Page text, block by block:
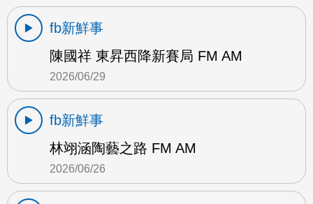
fb新鮮事
陳國祥 東昇西降新賽局 FM AM
2026/06/29
fb新鮮事
林翊涵陶藝之路 FM AM
2026/06/26